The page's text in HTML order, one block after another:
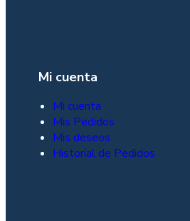
Mi cuenta
Mi cuenta
Mis Pedidos
Mis deseos
Historial de Pedidos